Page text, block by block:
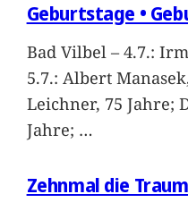
Geburtstage •
Bad Vilbel – 4.7.:
5.7.: Albert
Leichner, 75 Jahre;
Jahre; …
Zehnmal die